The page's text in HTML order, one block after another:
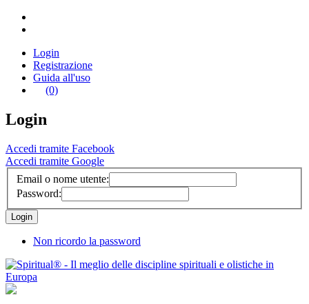
Login
Registrazione
Guida all'uso
(0)
Login
Accedi tramite Facebook
Accedi tramite Google
Email o nome utente:
Password:
Non ricordo la password